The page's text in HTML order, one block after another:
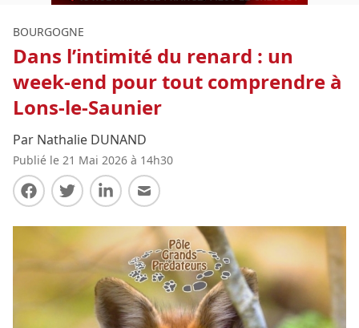
BOURGOGNE
Dans l’intimité du renard : un
week-end pour tout comprendre à
Lons-le-Saunier
Par Nathalie DUNAND
Publié le 21 Mai 2026 à 14h30
Partager sur Facebook
Partager sur Twitter
Partager sur LinkedIn
Partager par E-mail